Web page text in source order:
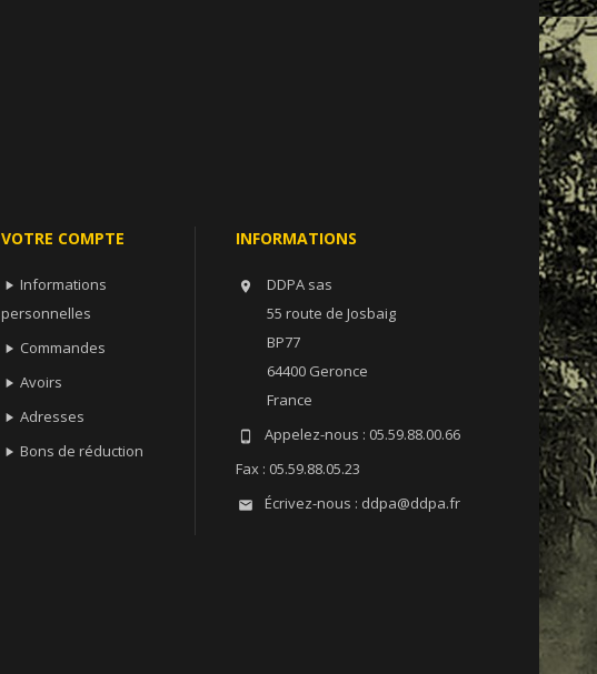
VOTRE COMPTE
 Informations
personnelles
 Commandes
 Avoirs
 Adresses
 Bons de réduction
INFORMATIONS

DDPA sas
55 route de Josbaig
BP77
64400 Geronce
France
 Appelez-nous : 05.59.88.00.66
Fax : 05.59.88.05.23
 Écrivez-nous : ddpa@ddpa.fr